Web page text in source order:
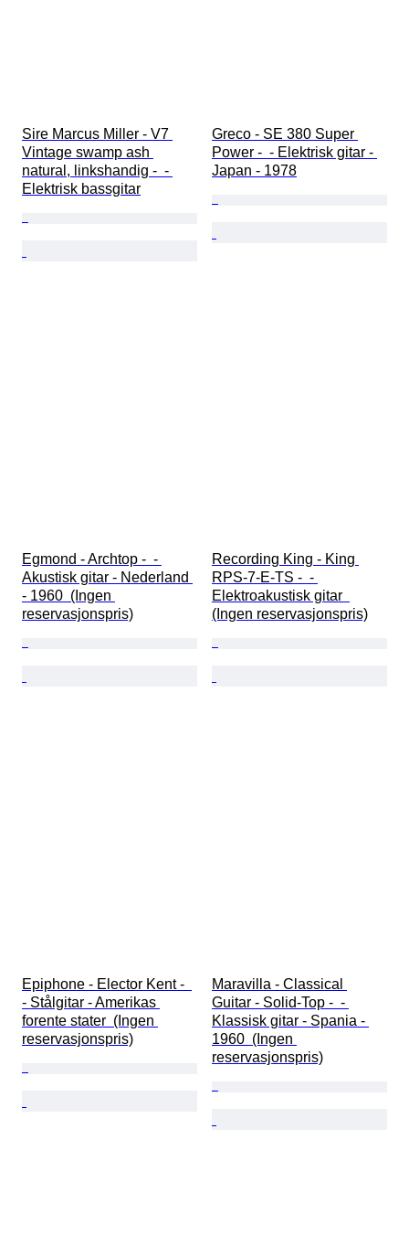
Sire Marcus Miller - V7
Vintage swamp ash
natural, linkshandig -  -
Elektrisk bassgitar
Greco - SE 380 Super
Power -  - Elektrisk gitar -
Japan - 1978
Egmond - Archtop -  -
Akustisk gitar - Nederland
- 1960  (Ingen
reservasjonspris)
Recording King - King
RPS-7-E-TS -  -
Elektroakustisk gitar
(Ingen reservasjonspris)
Epiphone - Elector Kent -
- Stålgitar - Amerikas
forente stater  (Ingen
reservasjonspris)
Maravilla - Classical
Guitar - Solid-Top -  -
Klassisk gitar - Spania -
1960  (Ingen
reservasjonspris)